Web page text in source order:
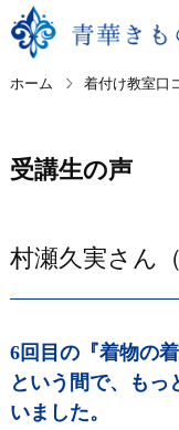
ホーム
着付け教室口
受講生の声
村瀬久実さん
6回目の『着物の
という間で、もっ
いました。